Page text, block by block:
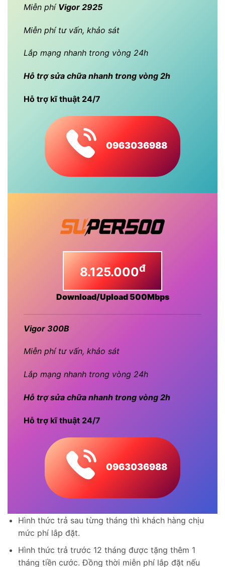
Miễn phí Vigor 2925
Miễn phí tư vấn, khảo sát
Lắp mạng nhanh trong vòng 24h
Hỗ trợ sửa chữa nhanh trong vòng 2h
Hỗ trợ kĩ thuật 24/7
0963036988
8.125.000đ
Download/Upload 500Mbps
Vigor 300B
Miễn phí tư vấn, khảo sát
Lắp mạng nhanh trong vòng 24h
Hỗ trợ sửa chữa nhanh trong vòng 2h
Hỗ trợ kĩ thuật 24/7
0963036988
Hình thức trả sau từng tháng thì khách hàng chịu
mức phí lắp đặt.
Hình thức trả trước 12 tháng được tặng thêm 1
tháng tiền cước. Đồng thời miễn phí lắp đặt nếu